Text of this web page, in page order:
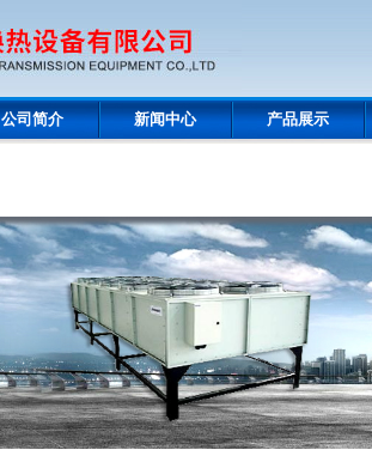
公司简介 新闻中心 产品展示